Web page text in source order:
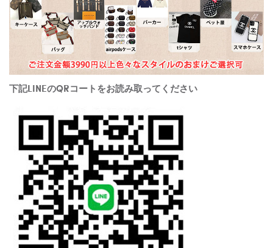
下記LINEのQRコートをお読み取ってください